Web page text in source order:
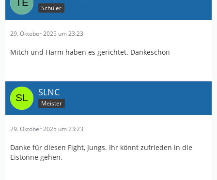
Schüler
29. Oktober 2025 um 23:23
Mitch und Harm haben es gerichtet. Dankeschön
SLNC
Meister
29. Oktober 2025 um 23:23
Danke für diesen Fight, Jungs. Ihr könnt zufrieden in die
Eistonne gehen.